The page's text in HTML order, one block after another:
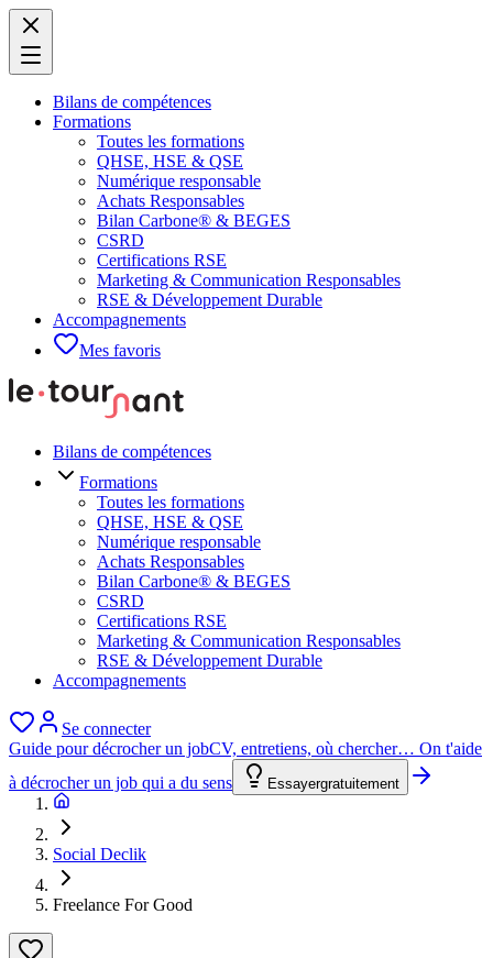
Bilans de compétences
Formations
Toutes les formations
QHSE, HSE & QSE
Numérique responsable
Achats Responsables
Bilan Carbone® & BEGES
CSRD
Certifications RSE
Marketing & Communication Responsables
RSE & Développement Durable
Accompagnements
Mes favoris
Bilans de compétences
Formations
Toutes les formations
QHSE, HSE & QSE
Numérique responsable
Achats Responsables
Bilan Carbone® & BEGES
CSRD
Certifications RSE
Marketing & Communication Responsables
RSE & Développement Durable
Accompagnements
Se connecter
Guide pour décrocher un jobCV, entretiens, où chercher… On t'aide
à décrocher un job qui a du sens
Essayergratuitement
Social Declik
Freelance For Good